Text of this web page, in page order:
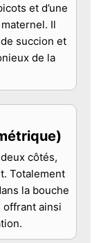
et d’une
Il
succion et
de la
côtés,
Totalement
la bouche
offrant ainsi